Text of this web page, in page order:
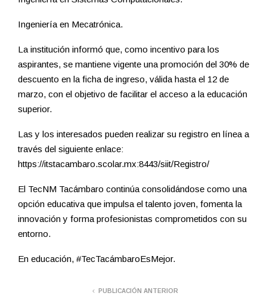
Ingeniería en Mecatrónica.
La institución informó que, como incentivo para los
aspirantes, se mantiene vigente una promoción del 30% de
descuento en la ficha de ingreso, válida hasta el 12 de
marzo, con el objetivo de facilitar el acceso a la educación
superior.
Las y los interesados pueden realizar su registro en línea a
través del siguiente enlace:
https://itstacambaro.scolar.mx:8443/siit/Registro/
El TecNM Tacámbaro continúa consolidándose como una
opción educativa que impulsa el talento joven, fomenta la
innovación y forma profesionistas comprometidos con su
entorno.
En educación, #TecTacámbaroEsMejor.
PUBLICACIÓN ANTERIOR